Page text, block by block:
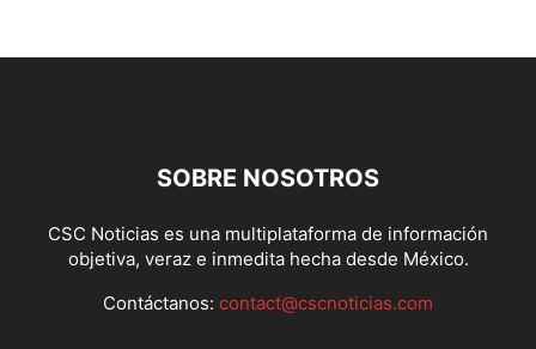
SOBRE NOSOTROS
CSC Noticias es una multiplataforma de información
objetiva, veraz e inmedita hecha desde México.
Contáctanos: contact@cscnoticias.com